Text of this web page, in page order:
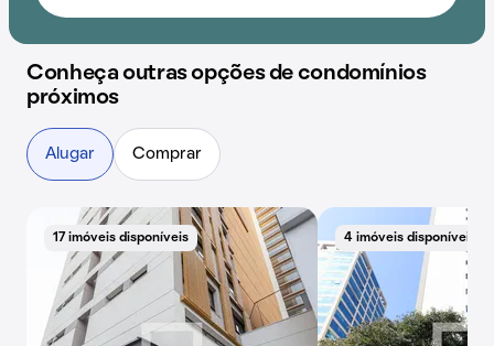
Conheça outras opções de condomínios
próximos
Alugar Comprar
17 imóveis disponíveis 4 imóveis disponíveis